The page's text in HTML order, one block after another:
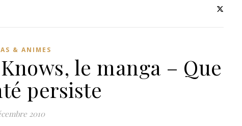
& ANIMES
le manga – Que
persiste
2010